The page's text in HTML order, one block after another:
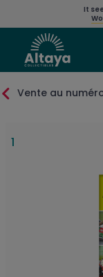
It
Vente au
1